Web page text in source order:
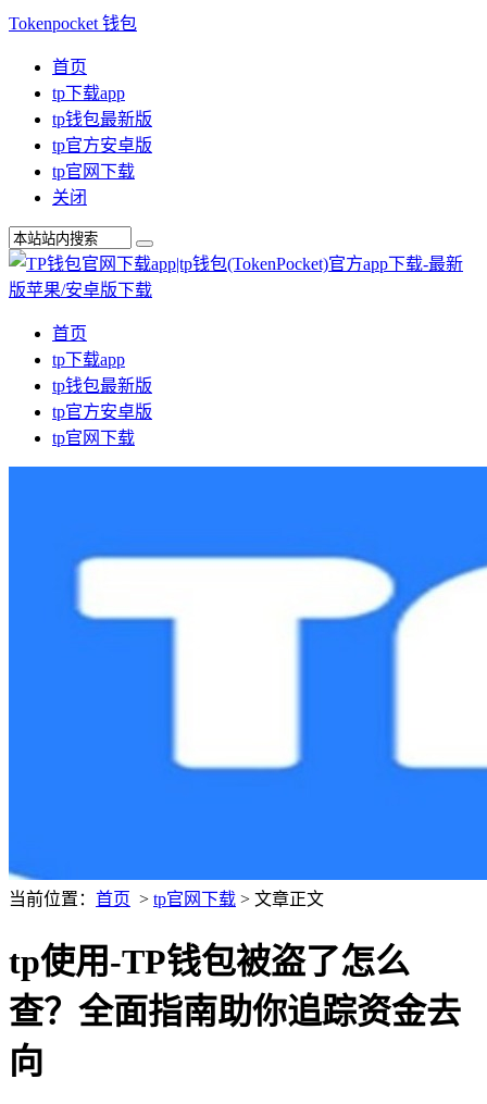
Tokenpocket 钱包
首页
tp下载app
tp钱包最新版
tp官方安卓版
tp官网下载
关闭
首页
tp下载app
tp钱包最新版
tp官方安卓版
tp官网下载
当前位置： 首页 > tp官网下载 > 文章正文
tp使用-TP钱包被盗了怎么
查？全面指南助你追踪资金去
向